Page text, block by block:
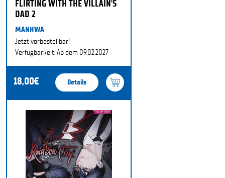
FLIRTING WITH THE VILLAIN'S
DAD 2
MANHWA
Jetzt vorbestellbar!
Verfügbarkeit: Ab dem 09.02.2027
18,00€ Details